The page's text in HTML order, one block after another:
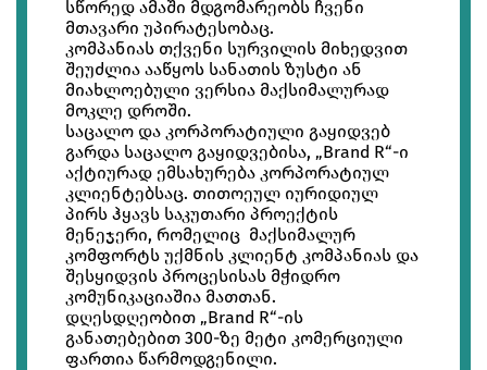
სწორედ ამაში მდგომარეობს ჩვენი
მთავარი უპირატესობაც.
კომპანიას თქვენი სურვილის მიხედვით
შეუძლია ააწყოს სანათის ზუსტი ან
მიახლოებული ვერსია მაქსიმალურად
მოკლე დროში.
საცალო და კორპორატიული გაყიდვებ
გარდა საცალო გაყიდვებისა, „Brand R“-ი
აქტიურად ემსახურება კორპორატიულ
კლიენტებსაც. თითოეულ იურიდიულ
პირს ჰყავს საკუთარი პროექტის
მენეჯერი, რომელიც მაქსიმალურ
კომფორტს უქმნის კლიენტ კომპანიას და
შესყიდვის პროცესისას მჭიდრო
კომუნიკაციაშია მათთან.
დღესდღეობით „Brand R“-ის
განათებებით 300-ზე მეტი კომერციული
ფართია წარმოდგენილი.